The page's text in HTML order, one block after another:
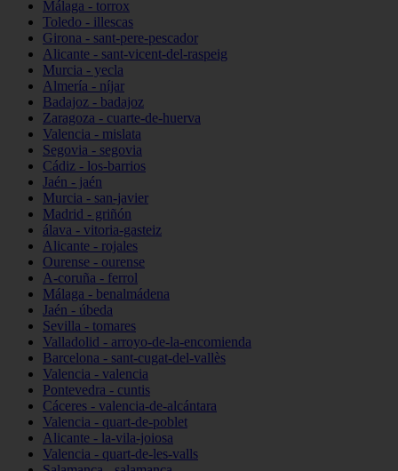
Málaga - torrox
Toledo - illescas
Girona - sant-pere-pescador
Alicante - sant-vicent-del-raspeig
Murcia - yecla
Almería - níjar
Badajoz - badajoz
Zaragoza - cuarte-de-huerva
Valencia - mislata
Segovia - segovia
Cádiz - los-barrios
Jaén - jaén
Murcia - san-javier
Madrid - griñón
álava - vitoria-gasteiz
Alicante - rojales
Ourense - ourense
A-coruña - ferrol
Málaga - benalmádena
Jaén - úbeda
Sevilla - tomares
Valladolid - arroyo-de-la-encomienda
Barcelona - sant-cugat-del-vallès
Valencia - valencia
Pontevedra - cuntis
Cáceres - valencia-de-alcántara
Valencia - quart-de-poblet
Alicante - la-vila-joiosa
Valencia - quart-de-les-valls